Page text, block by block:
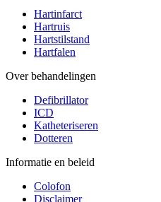
Hartinfarct
Hartruis
Hartstilstand
Hartfalen
Over behandelingen
Defibrillator
ICD
Katheteriseren
Dotteren
Informatie en beleid
Colofon
Disclaimer